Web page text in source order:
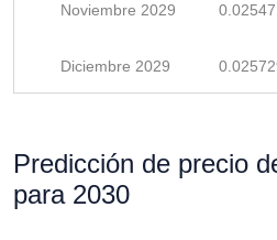
Noviembre 2029
Diciembre 2029
Predicción de precio
para 2030